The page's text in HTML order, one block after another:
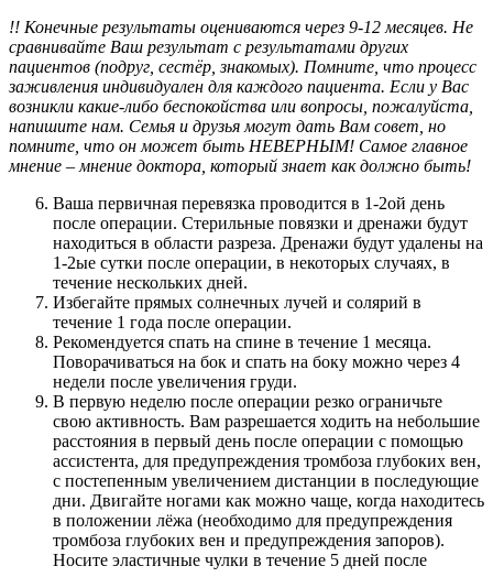
!! Конечные результаты оцениваются через 9-12 месяцев. Не
сравнивайте Ваш результат с результатами других
пациентов (подруг, сестёр, знакомых). Помните, что процесс
заживления индивидуален для каждого пациента. Если у Вас
возникли какие-либо беспокойства или вопросы, пожалуйста,
напишите нам. Семья и друзья могут дать Вам совет, но
помните, что он может быть НЕВЕРНЫМ! Самое главное
мнение – мнение доктора, который знает как должно быть!
Ваша первичная перевязка проводится в 1-2ой день
после операции. Стерильные повязки и дренажи будут
находиться в области разреза. Дренажи будут удалены на
1-2ые сутки после операции, в некоторых случаях, в
течение нескольких дней.
Избегайте прямых солнечных лучей и солярий в
течение 1 года после операции.
Рекомендуется спать на спине в течение 1 месяца.
Поворачиваться на бок и спать на боку можно через 4
недели после увеличения груди.
В первую неделю после операции резко ограничьте
свою активность. Вам разрешается ходить на небольшие
расстояния в первый день после операции с помощью
ассистента, для предупреждения тромбоза глубоких вен,
с постепенным увеличением дистанции в последующие
дни. Двигайте ногами как можно чаще, когда находитесь
в положении лёжа (необходимо для предупреждения
тромбоза глубоких вен и предупреждения запоров).
Носите эластичные чулки в течение 5 дней после